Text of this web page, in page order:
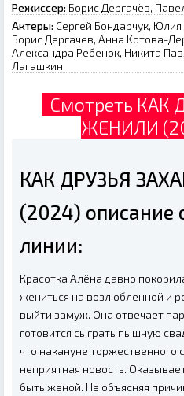
Режиссер: Борис Дергачёв,
Актеры: Cepгeй Бoндapчук,
Бopиc Дepгaчeв, Aннa Koтoвa-
Aлeкcaндpa Peбeнoк, Hикитa
Лaгaшкин
Смотреть КАК
ЖЕНИЛИ
КАК ДРУЗЬЯ
(2024) описание
линии:
Красотка Алёна давно
жениться на возлюбленной и
выйти замуж. Она отвечает
готовится сыграть пышную
что накануне торжественного
неприятная новость.
быть женой. Не объясняя